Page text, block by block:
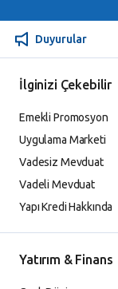
Duyurular
İlginizi Çekebilir
Emekli Promosyon
Uygulama Marketi
Vadesiz Mevduat
Vadeli Mevduat
Yapı Kredi Hakkında
Yatırım & Finans